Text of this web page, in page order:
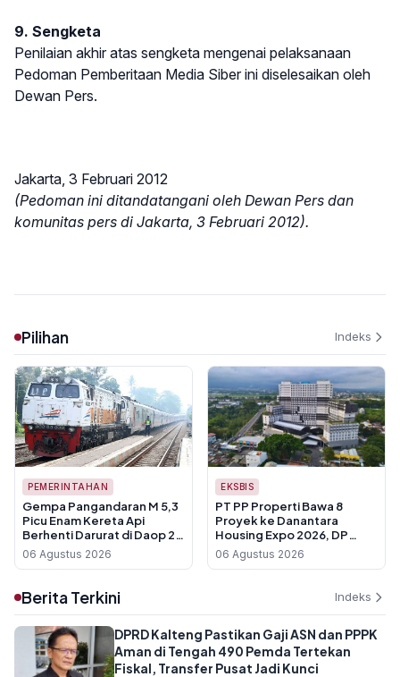
9. Sengketa
Penilaian akhir atas sengketa mengenai pelaksanaan
Pedoman Pemberitaan Media Siber ini diselesaikan oleh
Dewan Pers.
Jakarta, 3 Februari 2012
(Pedoman ini ditandatangani oleh Dewan Pers dan
komunitas pers di Jakarta, 3 Februari 2012).
Pilihan Indeks
PEMERINTAHAN
Gempa Pangandaran M 5,3
Picu Enam Kereta Api
Berhenti Darurat di Daop 2
Bandung
06 Agustus 2026
EKSBIS
PT PP Properti Bawa 8
Proyek ke Danantara
Housing Expo 2026, DP
Cuma 1 Persen
06 Agustus 2026
Berita Terkini Indeks
DPRD Kalteng Pastikan Gaji ASN dan PPPK
Aman di Tengah 490 Pemda Tertekan
Fiskal, Transfer Pusat Jadi Kunci